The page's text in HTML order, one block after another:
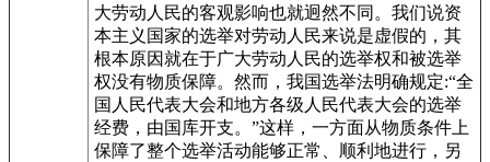
大劳动人民的客观影响也就迥然不同。我们说资
本主义国家的选举对劳动人民来说是虚假的，其
根本原因就在于广大劳动人民的选举权和被选举
权没有物质保障。然而，我国选举法明确规定:“全
国人民代表大会和地方各级人民代表大会的选举
经费，由国库开支。”这样，一方面从物质条件上
保障了整个选举活动能够正常、顺利地进行，另